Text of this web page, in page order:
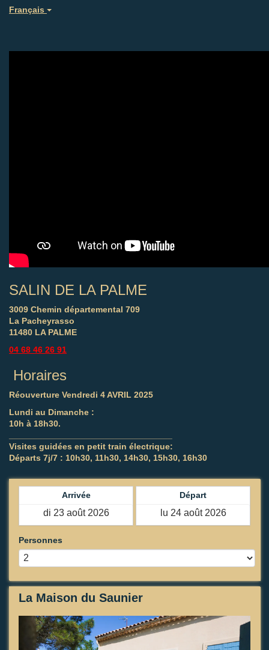
Français
SALIN DE LA PALME
3009 Chemin départemental 709
La Pacheyrasso
11480 LA PALME
04 68 46 26 91
Horaires
Réouverture Vendredi 4 AVRIL 2025
Lundi au Dimanche :
10h à 18h30.
Visites guidées en petit train électrique:
Départs 7j/7 : 10h30, 11h30, 14h30, 15h30, 16h30
Arrivée Départ
Personnes
La Maison du Saunier
Previous
Next